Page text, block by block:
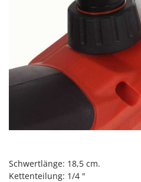
Rasensodenschneider
Rasentraktoren
Rasentrimmer -
Rasentrimmer -
Rührtöpfe mit
Rupfmaschinen
Scheibenpflüge
Goodyear
GRAEF
Gre
GreenBay
Schwertlänge: 18,5 cm.
Kettenteilung: 1/4 "